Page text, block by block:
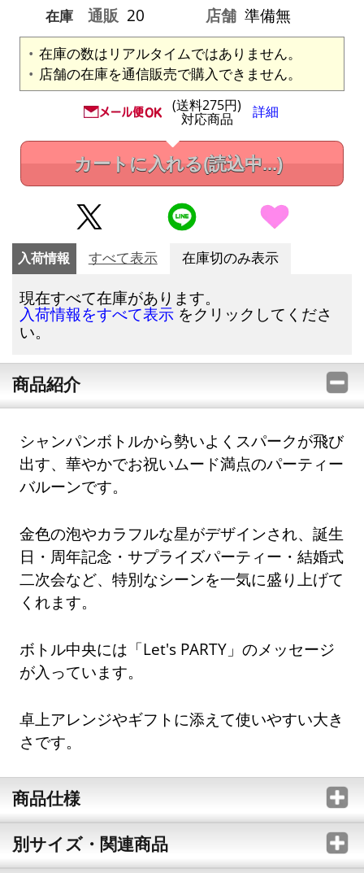
在庫
通販 20 店舗 準備無
在庫の数はリアルタイムではありません。
店舗の在庫を通信販売で購入できません。
(送料275円)
対応商品 詳細
カートに入れる(読込中...)
入荷情報 すべて表示 在庫切のみ表示
現在すべて在庫があります。
入荷情報をすべて表示 をクリックしてくださ
い。
商品紹介
シャンパンボトルから勢いよくスパークが飛び
出す、華やかでお祝いムード満点のパーティー
バルーンです。
金色の泡やカラフルな星がデザインされ、誕生
日・周年記念・サプライズパーティー・結婚式
二次会など、特別なシーンを一気に盛り上げて
くれます。
ボトル中央には「Let's PARTY」のメッセージ
が入っています。
卓上アレンジやギフトに添えて使いやすい大き
さです。
商品仕様
別サイズ・関連商品